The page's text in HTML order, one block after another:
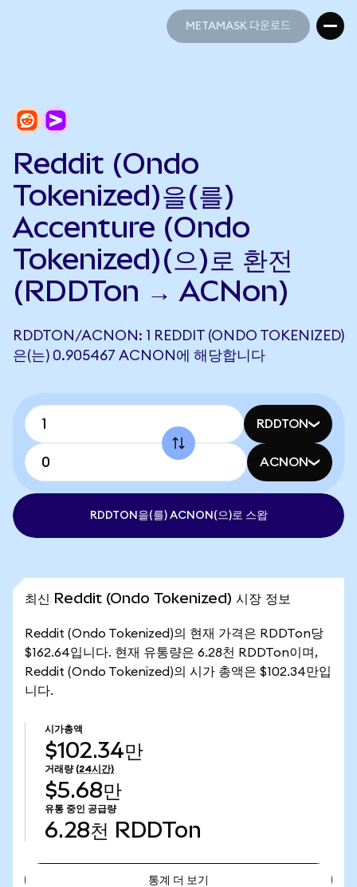
METAMASK 다운로드
Reddit (Ondo
Tokenized)을(를)
Accenture (Ondo
Tokenized)(으)로 환전
(RDDTon → ACNon)
RDDTON/ACNON: 1 REDDIT (ONDO TOKENIZED)
은(는) 0.905467 ACNON에 해당합니다
RDDTON
ACNON
RDDTON을(를) ACNON(으)로 스왑
최신 Reddit (Ondo Tokenized) 시장 정보
Reddit (Ondo Tokenized)의 현재 가격은 RDDTon당
$162.64입니다. 현재 유통량은 6.28천 RDDTon이며,
Reddit (Ondo Tokenized)의 시가 총액은 $102.34만입
니다.
시가총액
$102.34만
거래량 (24시간)
$5.68만
유통 중인 공급량
6.28천 RDDTon
통계 더 보기